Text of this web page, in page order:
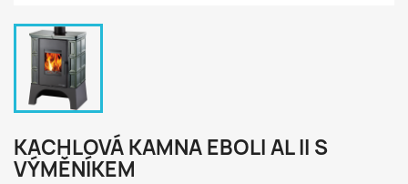
KACHLOVÁ KAMNA EBOLI AL II S
VÝMĚNÍKEM